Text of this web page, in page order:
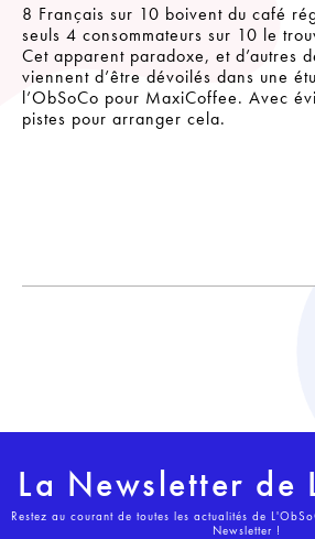
8 Français sur 10 boivent du café
seuls 4 consommateurs sur 10 le
Cet apparent paradoxe, et d’autres
viennent d’être dévoilés dans une
l’ObSoCo pour MaxiCoffee. Avec
pistes pour arranger cela.
La Newsletter de
Restez au courant de toutes les actualités de
Newsletter !